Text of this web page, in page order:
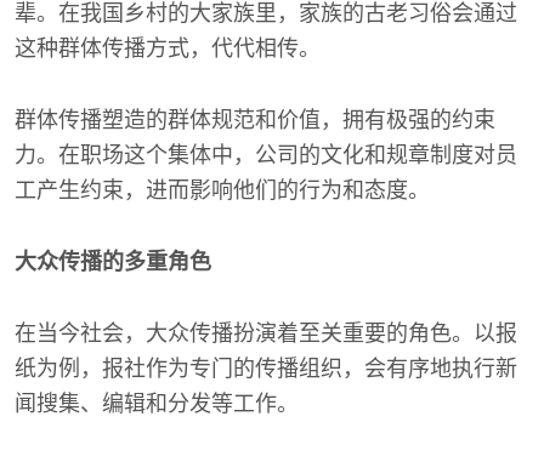
辈。在我国乡村的大家族里，家族的古老习俗会通过
这种群体传播方式，代代相传。
群体传播塑造的群体规范和价值，拥有极强的约束
力。在职场这个集体中，公司的文化和规章制度对员
工产生约束，进而影响他们的行为和态度。
大众传播的多重角色
在当今社会，大众传播扮演着至关重要的角色。以报
纸为例，报社作为专门的传播组织，会有序地执行新
闻搜集、编辑和分发等工作。